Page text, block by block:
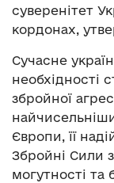
суверенітет
кордонах,
Сучасне
необхідності
збройної
Європи, її
Збройні Сили
могутності та